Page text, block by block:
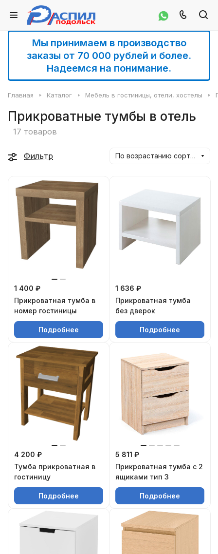
Мы принимаем в производство
заказы от 70 000 рублей и более.
Надеемся на понимание.
Главная Каталог Мебель в гостиницы, отели, хостелы
Прикроватные тумбы в отель
17 товаров
Фильтр По возрастанию сортировки
1 400 ₽
Прикроватная тумба в
номер гостиницы
Подробнее
1 636 ₽
Прикроватная тумба
без дверок
Подробнее
4 200 ₽
Тумба прикроватная в
гостиницу
Подробнее
5 811 ₽
Прикроватная тумба с 2
ящиками тип 3
Подробнее